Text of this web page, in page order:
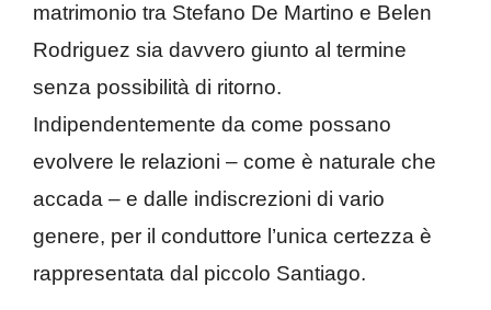
matrimonio tra Stefano De Martino e Belen
Rodriguez sia davvero giunto al termine
senza possibilità di ritorno.
Indipendentemente da come possano
evolvere le relazioni – come è naturale che
accada – e dalle indiscrezioni di vario
genere, per il conduttore l’unica certezza è
rappresentata dal piccolo Santiago.